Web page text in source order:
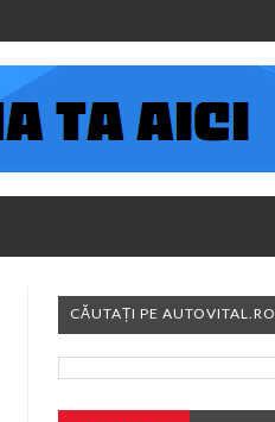
CĂUTAȚI PE AUTOVITAL.RO